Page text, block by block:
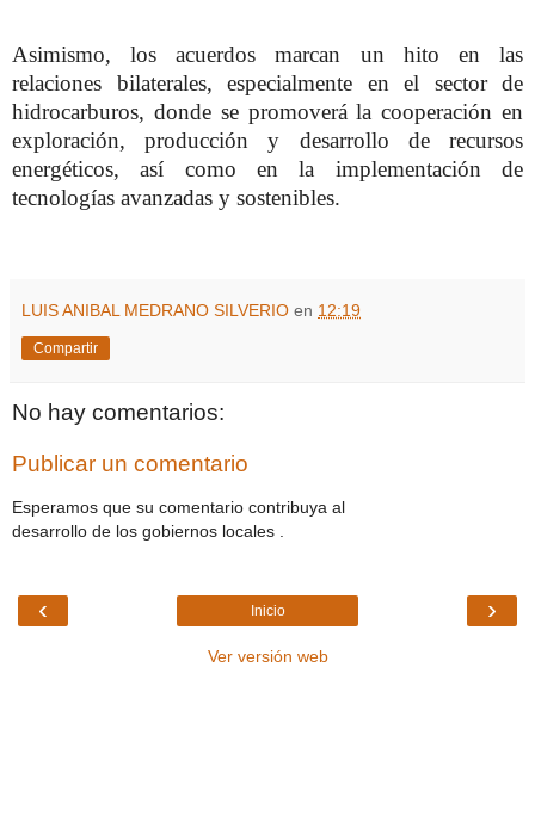
Asimismo, los acuerdos marcan un hito en las
relaciones bilaterales, especialmente en el sector de
hidrocarburos, donde se promoverá la cooperación en
exploración, producción y desarrollo de recursos
energéticos, así como en la implementación de
tecnologías avanzadas y sostenibles.
LUIS ANIBAL MEDRANO SILVERIO en 12:19
Compartir
No hay comentarios:
Publicar un comentario
Esperamos que su comentario contribuya al
desarrollo de los gobiernos locales .
‹ ›
Inicio
Ver versión web